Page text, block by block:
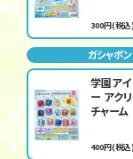
300円(税込)
ガシャポン
学園ア
ー アク
チャーム
400円(税込)